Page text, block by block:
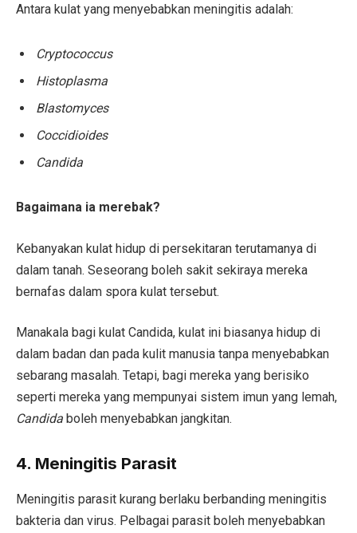
Antara kulat yang menyebabkan meningitis adalah:
Cryptococcus
Histoplasma
Blastomyces
Coccidioides
Candida
Bagaimana ia merebak?
Kebanyakan kulat hidup di persekitaran terutamanya di
dalam tanah. Seseorang boleh sakit sekiraya mereka
bernafas dalam spora kulat tersebut.
Manakala bagi kulat Candida, kulat ini biasanya hidup di
dalam badan dan pada kulit manusia tanpa menyebabkan
sebarang masalah. Tetapi, bagi mereka yang berisiko
seperti mereka yang mempunyai sistem imun yang lemah,
Candida boleh menyebabkan jangkitan.
4. Meningitis Parasit
Meningitis parasit kurang berlaku berbanding meningitis
bakteria dan virus. Pelbagai parasit boleh menyebabkan